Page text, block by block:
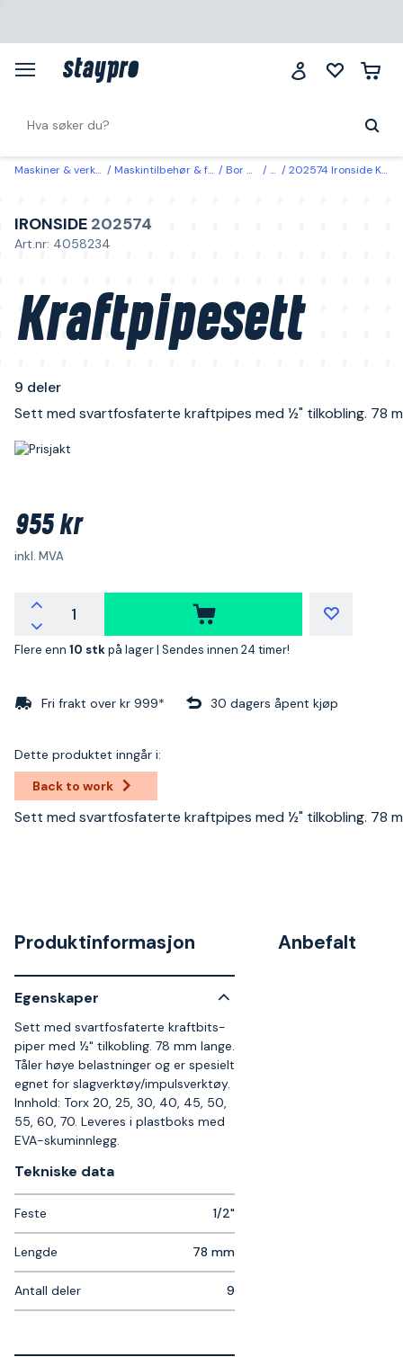
Maskiner & verktøy Maskintilbehør & forbruk Bor & bits Bits202574 Ironside Kraftpipesett 9 deler
IRONSIDE 202574
Art.nr: 4058234
Kraftpipesett
9 deler
Sett med svartfosfaterte kraftpipes med ½" tilkobling. 78
955 kr
inkl. MVA
Flere enn 10 stkpå lager | Sendes innen 24 timer!
Fri frakt over kr 999* 30 dagers åpent kjøp
Dette produktet inngår i:
Back to work
Sett med svartfosfaterte kraftpipes med ½" tilkobling. 78
Produktinformasjon
Egenskaper
Sett med svartfosfaterte kraftbits-
piper med ½" tilkobling. 78 mm lange.
Tåler høye belastninger og er spesielt
egnet for slagverktøy/impulsverktøy.
Innhold: Torx 20, 25, 30, 40, 45, 50,
55, 60, 70. Leveres i plastboks med
EVA-skuminnlegg.
Tekniske data​
Feste 1/2"
Lengde 78 mm
Antall deler 9
Anbefalt